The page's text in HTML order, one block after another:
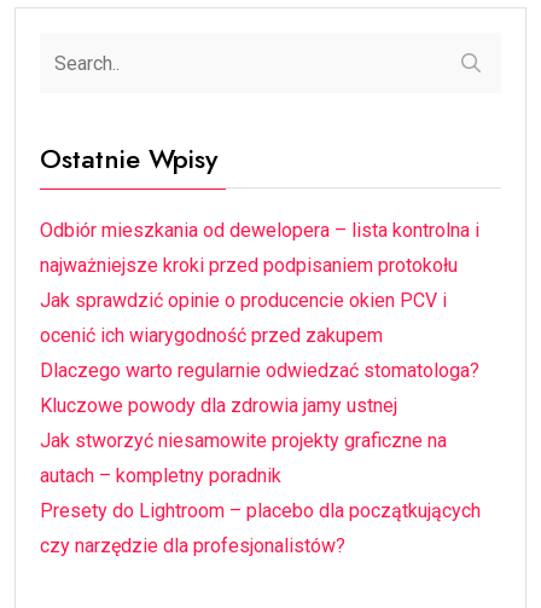
Ostatnie Wpisy
Odbiór mieszkania od dewelopera – lista kontrolna i
najważniejsze kroki przed podpisaniem protokołu
Jak sprawdzić opinie o producencie okien PCV i
ocenić ich wiarygodność przed zakupem
Dlaczego warto regularnie odwiedzać stomatologa?
Kluczowe powody dla zdrowia jamy ustnej
Jak stworzyć niesamowite projekty graficzne na
autach – kompletny poradnik
Presety do Lightroom – placebo dla początkujących
czy narzędzie dla profesjonalistów?